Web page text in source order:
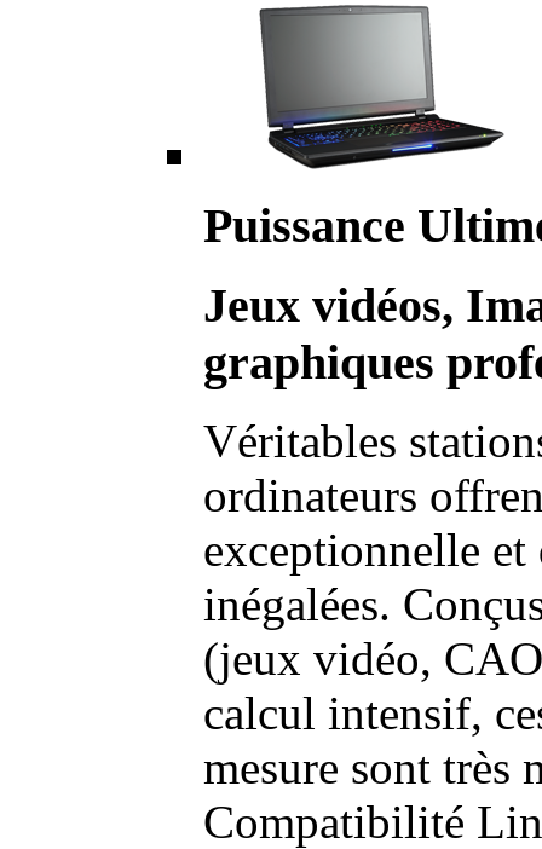
Puissance
Jeux vidéos,
graphiques
Véritables
ordinateurs
exceptionnelle et
inégalées.
(jeux vidéo,
calcul intensif,
mesure sont très
Compatibilité